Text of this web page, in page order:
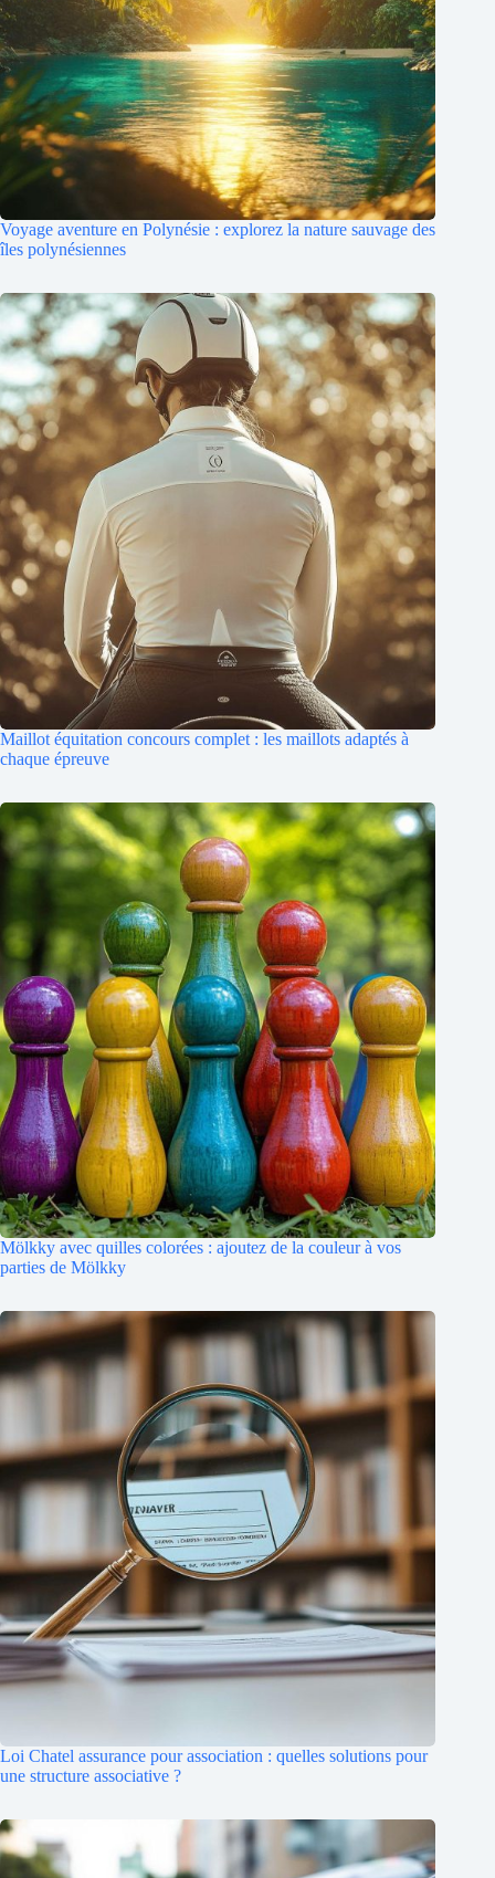
Voyage aventure en Polynésie : explorez la nature sauvage des
îles polynésiennes
Maillot équitation concours complet : les maillots adaptés à
chaque épreuve
Mölkky avec quilles colorées : ajoutez de la couleur à vos
parties de Mölkky
Loi Chatel assurance pour association : quelles solutions pour
une structure associative ?